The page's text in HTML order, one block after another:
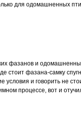
для одомашненных
фазанов и
стоит фазана-самку
и говорить не
процессе, вот и